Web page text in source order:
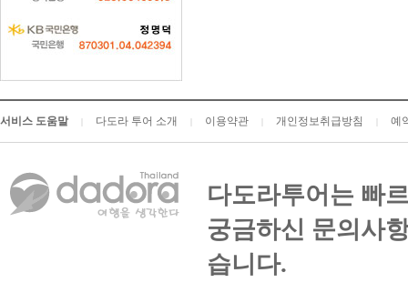
서비스 도움말 다도라 투어 소개 이용약관 개인정보취급방침 예
다도라투어는 빠
궁금하신 문의사
습니다.